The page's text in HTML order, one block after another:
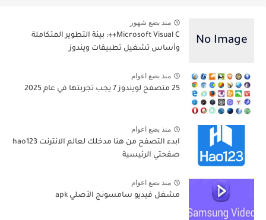
منذ بضع شهور
Microsoft Visual C++: بيئة التطوير المتكاملة
وأساس تشغيل تطبيقات ويندوز
منذ بضع اعوام
25 متصفح لويندوز 7 يجب تجربتها في عام 2025
منذ بضع اعوام
ابدء التصفح من هنا مدخلك لعالم الانترنت hao123
صفحتي الرئيسية
منذ بضع اعوام
مشغل فيديو سامسونج الأصلي apk